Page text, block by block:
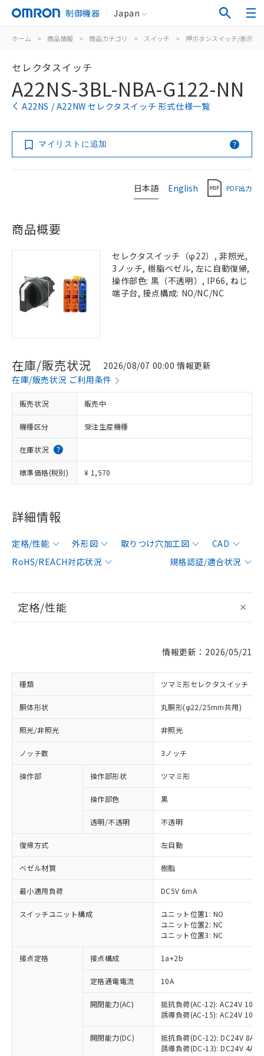
制御機器 Japan
ホーム > 商品情報 > 商品カテゴリ > スイッチ > 押ボタンスイッチ/表示灯
セレクタスイッチ
A22NS-3BL-NBA-G122-NN
A22NS / A22NW セレクタスイッチ 形式仕様一覧
マイリストに追加
日本語 English PDF出力
商品概要
セレクタスイッチ（φ22）, 非照光,
3ノッチ, 樹脂ベゼル, 左に自動復帰,
操作部色: 黒（不透明）, IP66, ねじ
端子台, 接点構成: NO/NC/NC
在庫/販売状況
2026/08/07 00:00 情報更新
在庫/販売状況 ご利用条件
販売状況 販売中
機種区分 受注生産機種
在庫状況
標準価格(税別) ¥ 1,570
詳細情報
定格/性能 外形図 取りつけ穴加工図
CAD
RoHS/REACH対応状況
規格認証/適合状況
定格/性能
情報更新：2026/05/21
種類 ツマミ形セレクタスイッチ
胴体形状 丸胴形(φ22/25mm共用)
照光/非照光 非照光
ノッチ数 3ノッチ
操作部 操作部形状 ツマミ形
操作部色 黒
透明/不透明 不透明
復帰方式 左自動
ベゼル材質 樹脂
最小適用負荷 DC5V 6mA
スイッチユニット構成
ユニット位置1: NO
ユニット位置2: NC
ユニット位置3: NC
接点定格 接点構成 1a+2b
定格通電電流 10A
開閉能力(AC)
抵抗負荷(AC-12): AC24V 10A/
誘導負荷(AC-15): AC24V
開閉能力(DC)
抵抗負荷(DC-12): DC24V 8A/
誘導負荷(DC-13): DC24V 4A/
ご利用条件
対応済み：EU RoHS指令（10物質）の
非含有に対応した製品が提供可能な商品で
有に対応した製品に切り替える予定のある